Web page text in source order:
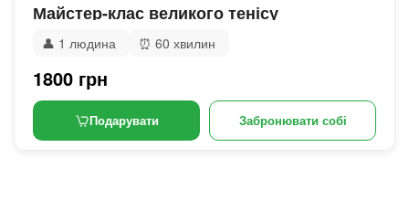
Майстер-клас великого тенісу
👤 1 людина ⏰ 60 хвилин
1800 грн
Подарувати Забронювати собі